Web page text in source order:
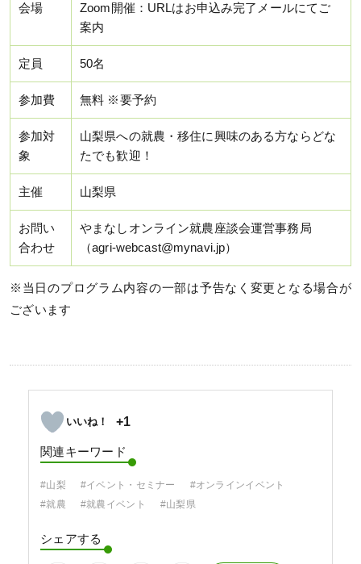
会場
Zoom開催：URLはお申込み完了メールにてご
案内
定員 50名
参加費 無料 ※要予約
参加対
象
山梨県への就農・移住に興味のある方ならどな
たでも歓迎！
主催 山梨県
お問い
合わせ
やまなしオンライン就農座談会運営事務局
（agri-webcast@mynavi.jp）
※当日のプログラム内容の一部は予告なく変更となる場合が
ございます
+1
関連キーワード
#山梨 #イベント・セミナー
#オンラインイベント
#就農
#就農イベント #山梨県
シェアする